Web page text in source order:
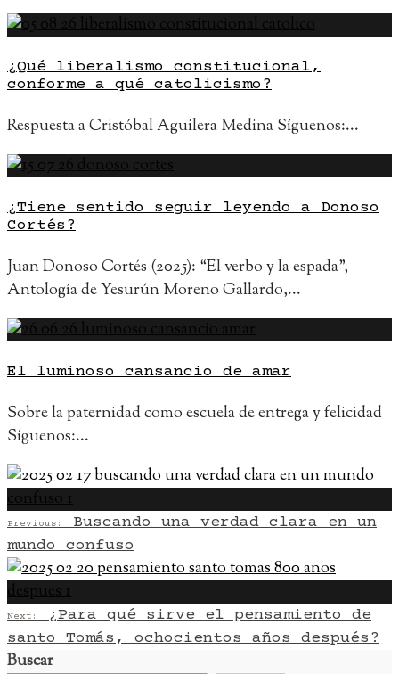
¿Qué liberalismo constitucional,
conforme a qué catolicismo?
Respuesta a Cristóbal Aguilera Medina Síguenos:...
¿Tiene sentido seguir leyendo a Donoso
Cortés?
Juan Donoso Cortés (2025): “El verbo y la espada”,
Antología de Yesurún Moreno Gallardo,...
El luminoso cansancio de amar
Sobre la paternidad como escuela de entrega y felicidad
Síguenos:...
Previous:
Buscando una verdad clara en un
mundo confuso
Next:
¿Para qué sirve el pensamiento de
santo Tomás, ochocientos años después?
Buscar